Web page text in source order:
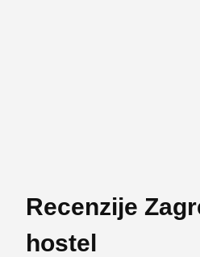
Recenzije
hostel